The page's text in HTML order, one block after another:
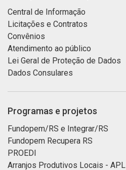
Central de Informação
Licitações e Contratos
Convênios
Atendimento ao público
Lei Geral de Proteção de Dados
Dados Consulares
Programas e projetos
Fundopem/RS e Integrar/RS
Fundopem Recupera RS
PROEDI
Arranjos Produtivos Locais - APL